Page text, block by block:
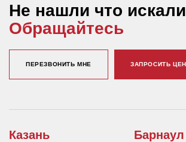
Не нашли что
Обращайтесь
ПЕРЕЗВОНИТЬ МНЕ ЗАПРОСИТЬ
Казань Барнаул